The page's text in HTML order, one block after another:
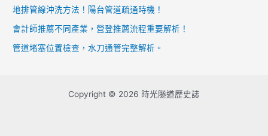
地排管線沖洗方法！陽台管道疏通時機！
會計師推薦不同產業，營登推薦流程重要解析！
管道堵塞位置檢查，水刀通管完整解析。
Copyright © 2026 時光隧道歷史誌